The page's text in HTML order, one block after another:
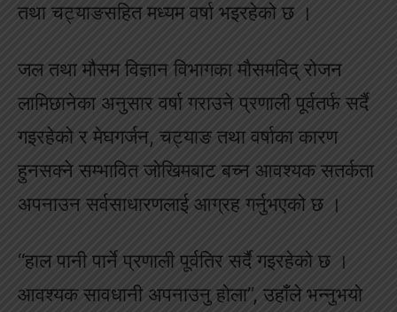
तथा चट्याङसहित मध्यम वर्षा भइरहेको छ ।
जल तथा मौसम विज्ञान विभागका मौसमविद् रोजन
लामिछानेका अनुसार वर्षा गराउने प्रणाली पूर्वतर्फ सर्दै
गइरहेको र मेघगर्जन, चट्याङ तथा वर्षाका कारण
हुनसक्ने सम्भावित जोखिमबाट बच्न आवश्यक सतर्कता
अपनाउन सर्वसाधारणलाई आग्रह गर्नुभएको छ ।
“हाल पानी पार्ने प्रणाली पूर्वतिर सर्दै गइरहेको छ ।
आवश्यक सावधानी अपनाउनु होला”, उहाँले भन्नुभयो